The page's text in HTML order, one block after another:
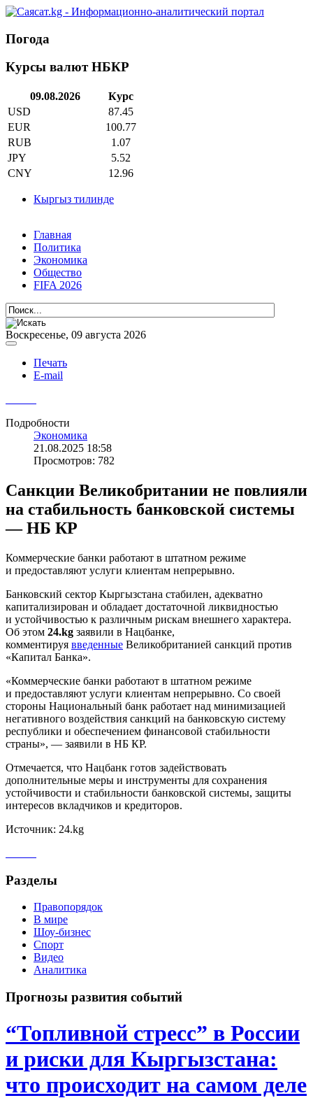
Погода
Курсы валют НБКР
09.08.2026
Курс
USD
87.45
EUR
100.77
RUB
1.07
JPY
5.52
CNY
12.96
Кыргыз тилинде
Главная
Политика
Экономика
Общество
FIFA 2026
Воскресенье, 09 августа 2026
Печать
E-mail
Подробности
Экономика
21.08.2025 18:58
Просмотров: 782
Санкции Великобритании не повлияли
на стабильность банковской системы
— НБ КР
Коммерческие банки работают в штатном режиме
и предоставляют услуги клиентам непрерывно.
Банковский сектор Кыргызстана стабилен, адекватно
капитализирован и обладает достаточной ликвидностью
и устойчивостью к различным рискам внешнего характера.
Об этом 24.kg заявили в Нацбанке,
комментируя введенные Великобританией санкций против
«Капитал Банка».
«Коммерческие банки работают в штатном режиме
и предоставляют услуги клиентам непрерывно. Со своей
стороны Национальный банк работает над минимизацией
негативного воздействия санкций на банковскую систему
республики и обеспечением финансовой стабильности
страны», — заявили в НБ КР.
Отмечается, что Нацбанк готов задействовать
дополнительные меры и инструменты для сохранения
устойчивости и стабильности банковской системы, защиты
интересов вкладчиков и кредиторов.
Источник: 24.kg
Разделы
Правопорядок
В мире
Шоу-бизнес
Спорт
Видео
Аналитика
Прогнозы развития событий
“Топливной стресс” в России
и риски для Кыргызстана:
что происходит на самом деле